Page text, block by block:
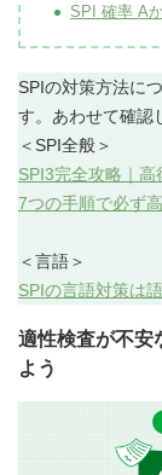
SPI 確率 A
SPIの対策方法に
す。あわせて確認
＜SPI全般＞
SPI3完全攻略｜
7つの手順で必ず
＜言語＞
SPIの言語対策は
適性検査が不安
よう